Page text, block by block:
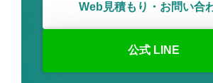
Web見積もり・お問い合
公式 LINE